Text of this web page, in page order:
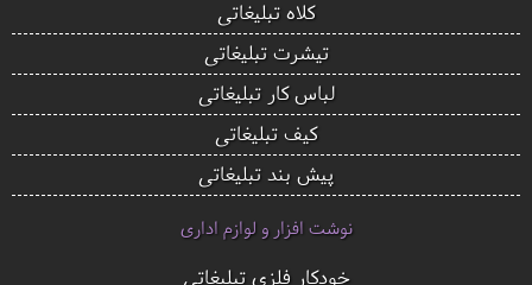
کلاه تبلیغاتی
تیشرت تبلیغاتی
لباس کار تبلیغاتی
کیف تبلیغاتی
پیش بند تبلیغاتی
نوشت افزار و لوازم اداری
خودکار فلزی تبلیغاتی